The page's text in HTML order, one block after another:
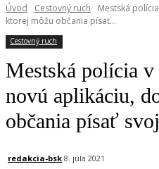
Úvod Cestovný ruch
Mestská
ktorej môžu občania písať...
Cestovný ruch
Mestská polícia
novú aplikáciu,
občania písať
redakcia-bsk 8. júla 2021